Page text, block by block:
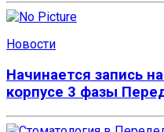
Новости
Начинается запись
корпусе 3 фазы